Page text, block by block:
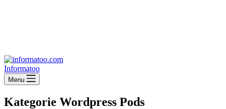
Informatoo
Menu
Kategorie Wordpress Pods